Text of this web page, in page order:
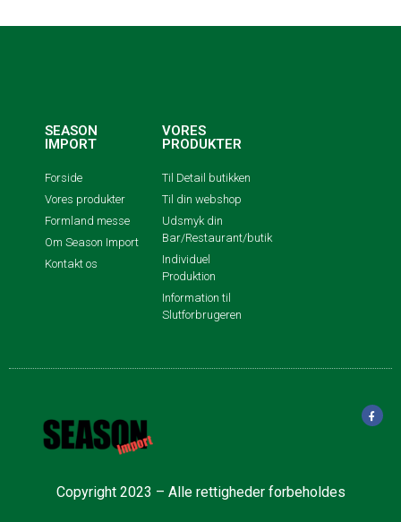
SEASON
IMPORT
Forside
Vores produkter
Formland messe
Om Season Import
Kontakt os
VORES
PRODUKTER
Til Detail butikken
Til din webshop
Udsmyk din
Bar/Restaurant/butik
Individuel
Produktion
Information til
Slutforbrugeren
Copyright 2023 – Alle rettigheder forbeholdes